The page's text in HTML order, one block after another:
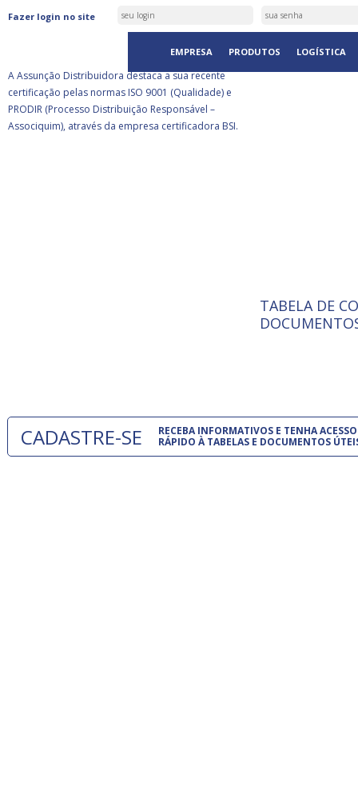
Fazer login no site
EMPRESA PRODUTOS LOGÍSTICA
ASSUNÇÃO DISTRIBUIDORA É
CERTIFICADA PELA BSI
A Assunção Distribuidora destaca a sua recente
certificação pelas normas ISO 9001 (Qualidade) e
PRODIR (Processo Distribuição Responsável –
Associquim), através da empresa certificadora BSI.
ISO 9001:
A
TABELA DE
CADASTRE-SE
RECEBA INFORMATIVOS E TENHA ACESSO
RÁPIDO À TABELAS E DOCUMENTOS